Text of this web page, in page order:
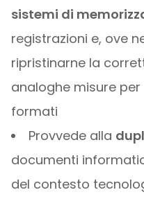
sistemi di
registrazioni e, ove
ripristinarne la
analoghe misure per
formati
Provvede alla
documenti
del contesto